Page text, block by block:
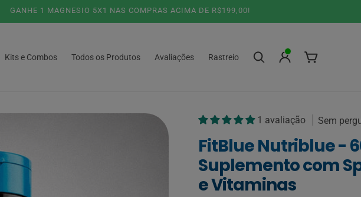
5% DESCONTO NO PIX OU PARCELAMENTO 6X SEM JUROS!
Kits e Combos Todos os Produtos Avaliações Rastreio
Fazer
login
Carrinho
1 avaliação Sem
FitBlue Nutriblue -
Suplemento com
e Vitaminas